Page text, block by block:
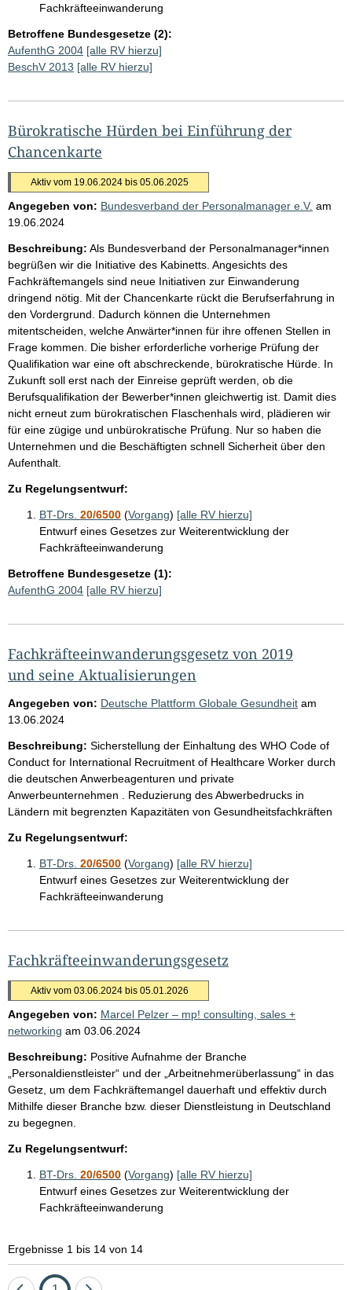
Fachkräfteeinwanderung
Betroffene Bundesgesetze (2):
AufenthG 2004 [alle RV hierzu]
BeschV 2013 [alle RV hierzu]
Bürokratische Hürden bei Einführung der
Chancenkarte
Aktiv vom 19.06.2024 bis 05.06.2025
Angegeben von: Bundesverband der Personalmanager e.V. am
19.06.2024
Beschreibung: Als Bundesverband der Personalmanager*innen
begrüßen wir die Initiative des Kabinetts. Angesichts des
Fachkräftemangels sind neue Initiativen zur Einwanderung
dringend nötig. Mit der Chancenkarte rückt die Berufserfahrung in
den Vordergrund. Dadurch können die Unternehmen
mitentscheiden, welche Anwärter*innen für ihre offenen Stellen in
Frage kommen. Die bisher erforderliche vorherige Prüfung der
Qualifikation war eine oft abschreckende, bürokratische Hürde. In
Zukunft soll erst nach der Einreise geprüft werden, ob die
Berufsqualifikation der Bewerber*innen gleichwertig ist. Damit dies
nicht erneut zum bürokratischen Flaschenhals wird, plädieren wir
für eine zügige und unbürokratische Prüfung. Nur so haben die
Unternehmen und die Beschäftigten schnell Sicherheit über den
Aufenthalt.
Zu Regelungsentwurf:
BT-Drs. 20/6500 (Vorgang) [alle RV hierzu]
Entwurf eines Gesetzes zur Weiterentwicklung der
Fachkräfteeinwanderung
Betroffene Bundesgesetze (1):
AufenthG 2004 [alle RV hierzu]
Fachkräfteeinwanderungsgesetz von 2019
und seine Aktualisierungen
Angegeben von: Deutsche Plattform Globale Gesundheit am
13.06.2024
Beschreibung: Sicherstellung der Einhaltung des WHO Code of
Conduct for International Recruitment of Healthcare Worker durch
die deutschen Anwerbeagenturen und private
Anwerbeunternehmen . Reduzierung des Abwerbedrucks in
Ländern mit begrenzten Kapazitäten von Gesundheitsfachkräften
Zu Regelungsentwurf:
BT-Drs. 20/6500 (Vorgang) [alle RV hierzu]
Entwurf eines Gesetzes zur Weiterentwicklung der
Fachkräfteeinwanderung
Fachkräfteeinwanderungsgesetz
Aktiv vom 03.06.2024 bis 05.01.2026
Angegeben von: Marcel Pelzer – mp! consulting, sales +
networking am 03.06.2024
Beschreibung: Positive Aufnahme der Branche
„Personaldienstleister“ und der „Arbeitnehmerüberlassung“ in das
Gesetz, um dem Fachkräftemangel dauerhaft und effektiv durch
Mithilfe dieser Branche bzw. dieser Dienstleistung in Deutschland
zu begegnen.
Zu Regelungsentwurf:
BT-Drs. 20/6500 (Vorgang) [alle RV hierzu]
Entwurf eines Gesetzes zur Weiterentwicklung der
Fachkräfteeinwanderung
Ergebnisse 1 bis 14 von 14